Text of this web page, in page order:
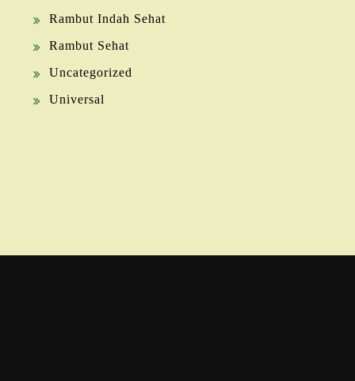
Rambut Indah Sehat
Rambut Sehat
Uncategorized
Universal